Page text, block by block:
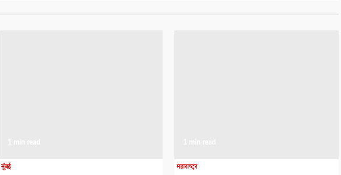
मुंबई महाराष्ट्र